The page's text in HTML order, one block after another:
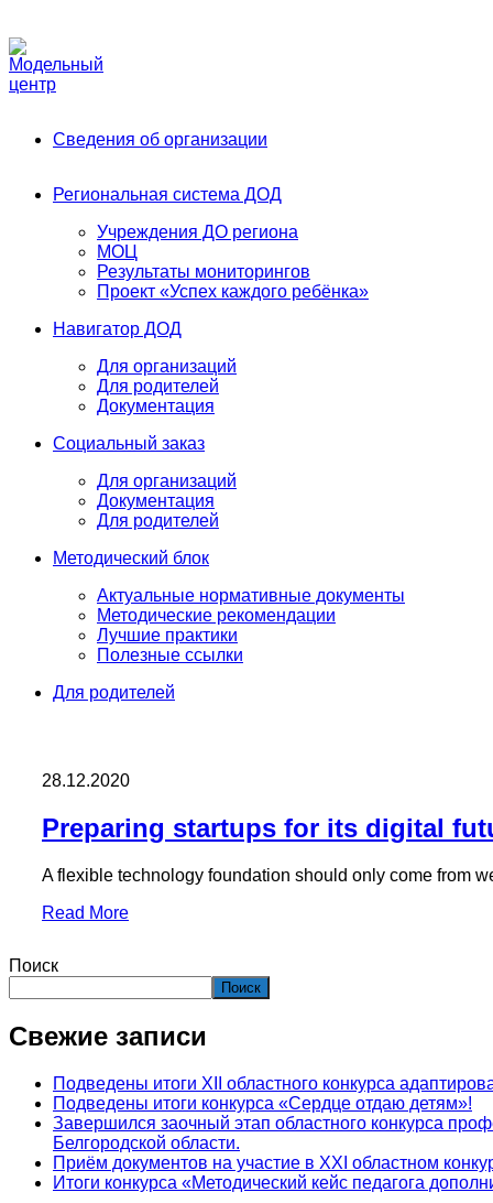
Сведения об организации
Региональная система ДОД
Учреждения ДО региона
МОЦ
Результаты мониторингов
Проект «Успех каждого ребёнка»
Навигатор ДОД
Для организаций
Для родителей
Документация
Социальный заказ
Для организаций
Документация
Для родителей
Методический блок
Актуальные нормативные документы
Методические рекомендации
Лучшие практики
Полезные ссылки
Для родителей
28.12.2020
Preparing startups for its digital
A flexible technology foundation should only come from
Read More
Поиск
Поиск
Свежие записи
Подведены итоги XII областного конкурса
Подведены итоги конкурса «Сердце отдаю детям»!
Завершился заочный этап областного конкурса
Белгородской области.
Приём документов на участие в XXI областном
Итоги конкурса «Методический кейс педагога